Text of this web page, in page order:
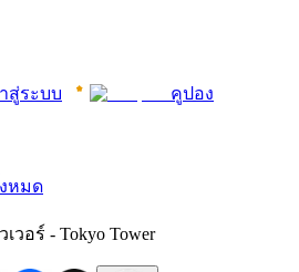
สู่ระบบ คูปอง
หมด
วอร์ - Tokyo Tower